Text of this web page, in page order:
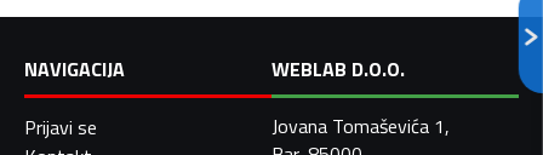
NAVIGACIJA
Prijavi se
WEBLAB D.O.O.
Jovana Tomaševića 1,